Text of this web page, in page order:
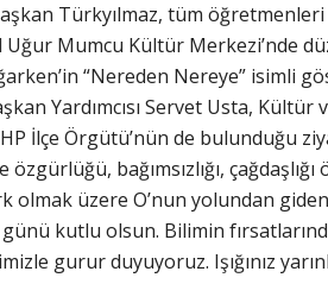
Türkyılmaz, tüm öğretmenleri
Uğur Mumcu Kültür Merkezi’nde
“Nereden Nereye” isimli
Yardımcısı Servet Usta,
İlçe Örgütü’nün de bulunduğu
özgürlüğü, bağımsızlığı,
olmak üzere O’nun yolundan
kutlu olsun. Bilimin
gurur duyuyoruz. Işığınız